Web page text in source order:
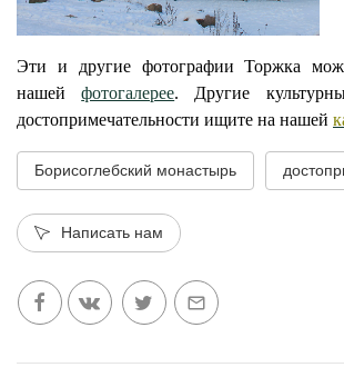
Эти и другие фотографии Торжка
нашейфотогалерее. Другие
достопримечательности ищите на нашей
Борисоглебский монастырь
Написать нам